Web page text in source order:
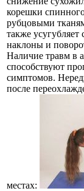
корешки
рубцовыми
также усугубляет
наклоны и
Наличие травм в
способствуют
симптомов.
после
местах: